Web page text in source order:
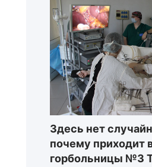
Здесь нет
почему приходит
горбольницы №3